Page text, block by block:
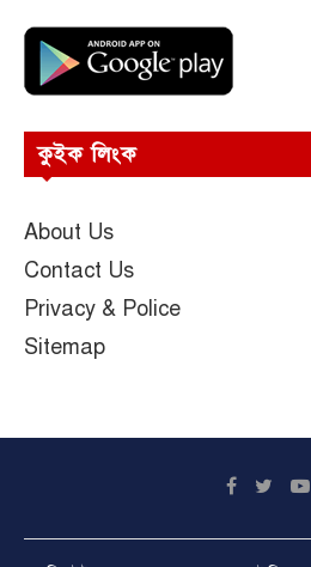
কুইক লিংক
About Us
Contact Us
Privacy & Police
Sitemap